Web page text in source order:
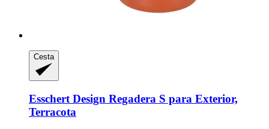
Cesta
Esschert Design Regadera S para Exterior,
Terracota